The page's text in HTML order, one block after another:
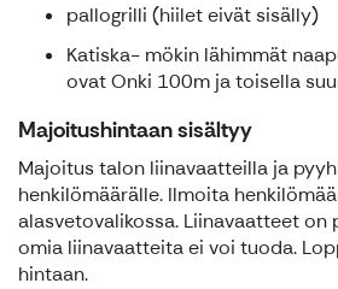
pallogrilli (hiilet eivät sisälly)
Katiska- mökin lähimmät
ovat Onki 100m ja toisella
Majoitushintaan sisältyy
Majoitus talon liinavaatteilla ja
henkilömäärälle. Ilmoita
alasvetovalikossa. Liinavaatteet on
omia liinavaatteita ei voi tuoda.
hintaan.